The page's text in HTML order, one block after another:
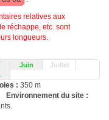
relatives aux
réchappe, etc. sont
longueurs.
Juin
Juillet
: 350 m
Environnement du site :